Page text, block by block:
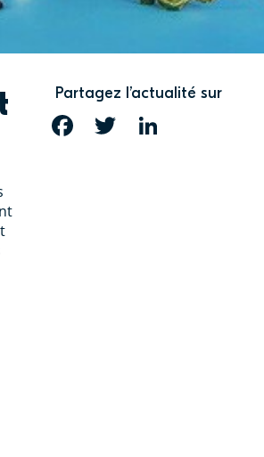
Partagez l’actualité sur
FACEBOOKTWITTER